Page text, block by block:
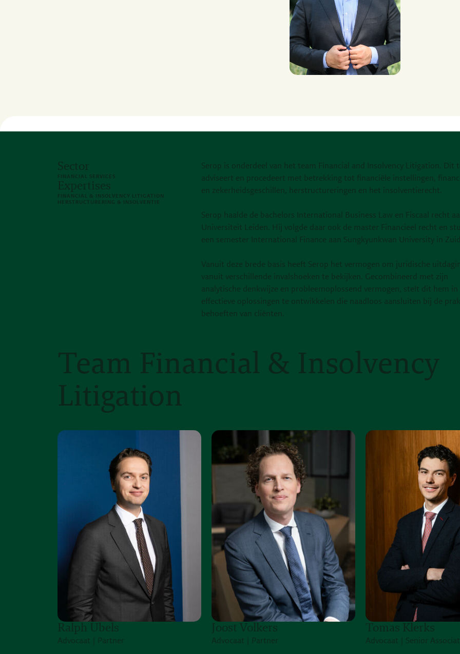
Sector
FINANCIAL SERVICES
Expertises
FINANCIAL & INSOLVENCY LITIGATION
HERSTRUCTURERING & INSOLVENTIE
Serop is onderdeel van het team Financial and Insolvency Litigation. Dit
adviseert en procedeert met betrekking tot financiële instellingen,
en zekerheidsgeschillen, herstructureringen en het insolventierecht.
Serop haalde de bachelors International Business Law en Fiscaal recht
Universiteit Leiden. Hij volgde daar ook de master Financieel recht en
een semester International Finance aan Sungkyunkwan University in
Vanuit deze brede basis heeft Serop het vermogen om juridische
vanuit verschillende invalshoeken te bekijken. Gecombineerd met zijn
analytische denkwijze en probleemoplossend vermogen, stelt dit hem in
effectieve oplossingen te ontwikkelen die naadloos aansluiten bij de
behoeften van cliënten.
Team Financial & Insolvency
Litigation
Ralph Ubels
Advocaat | Partner
Joost Volkers
Advocaat | Partner
Tomas Klerks
Advocaat | Senior